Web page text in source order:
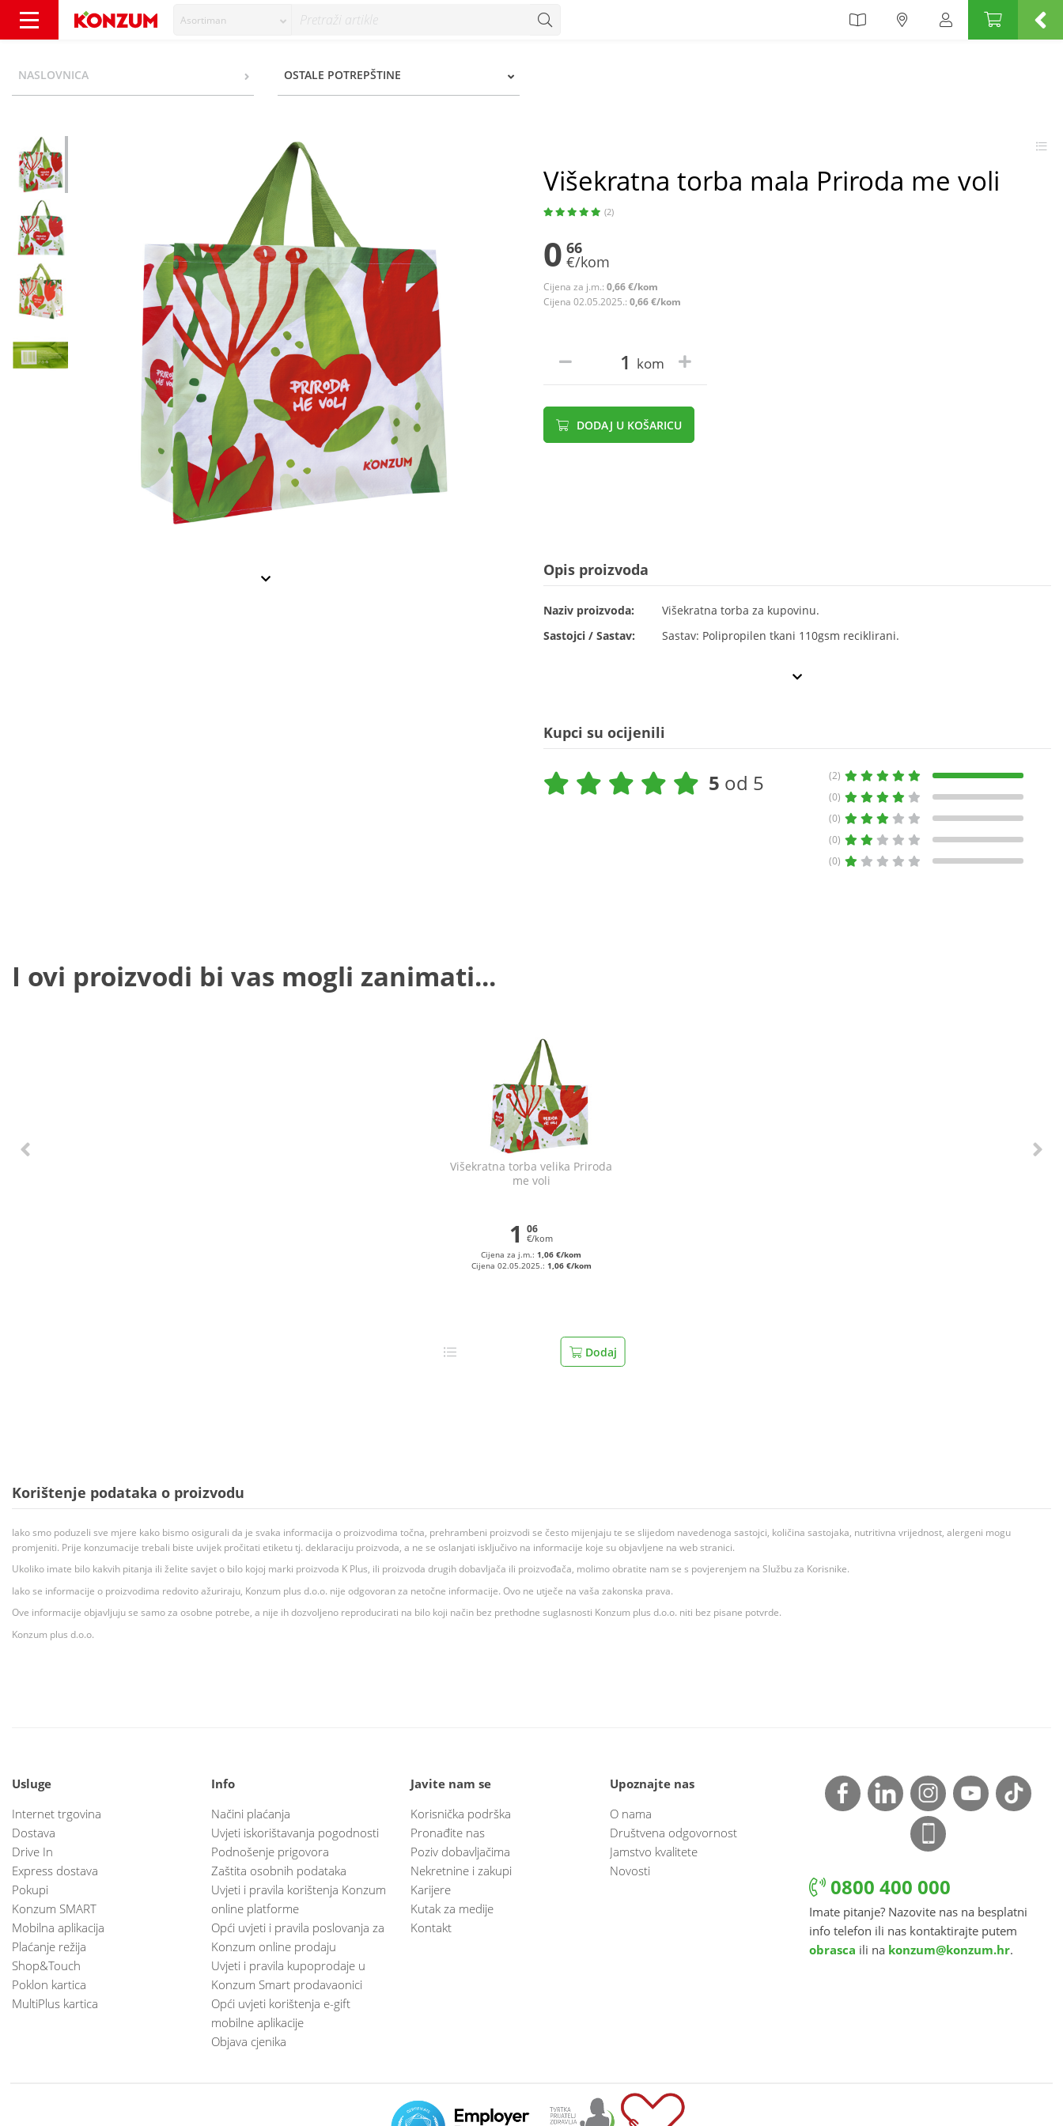
Asortiman
NASLOVNICA OSTALE POTREPŠTINE
Višekratna torba mala Priroda me voli
(2)
0 66
€/kom
Cijena za j.m.: 0,66 €/kom
Cijena 02.05.2025.: 0,66 €/kom
kom
DODAJ U KOŠARICU
Opis proizvoda
Naziv proizvoda:
Višekratna torba za kupovinu.
Sastojci / Sastav:
Sastav: Polipropilen tkani 110gsm reciklirani.
Kupci su ocijenili
5 od 5
(2)
(0)
(0)
(0)
(0)
I ovi proizvodi bi vas mogli zanimati...
Višekratna torba velika Priroda
me voli
1 06
€/kom
Cijena za j.m.:1,06 €/kom
Cijena 02.05.2025.: 1,06 €/kom
Dodaj
Korištenje podataka o proizvodu
Iako smo poduzeli sve mjere kako bismo osigurali da je svaka informacija o proizvodima točna, prehrambeni proizvodi se često mijenjaju te se slijedom navedenoga sastojci, količina sastojaka, nutritivna vrijednost, alergeni mogu
promjeniti. Prije konzumacije trebali biste uvijek pročitati etiketu tj. deklaraciju proizvoda, a ne se oslanjati isključivo na informacije koje su objavljene na web stranici.
Ukoliko imate bilo kakvih pitanja ili želite savjet o bilo kojoj marki proizvoda K Plus, ili proizvoda drugih dobavljača ili proizvođača, molimo obratite nam se s povjerenjem na Službu za Korisnike.
Iako se informacije o proizvodima redovito ažuriraju, Konzum plus d.o.o. nije odgovoran za netočne informacije. Ovo ne utječe na vaša zakonska prava.
Ove informacije objavljuju se samo za osobne potrebe, a nije ih dozvoljeno reproducirati na bilo koji način bez prethodne suglasnosti Konzum plus d.o.o. niti bez pisane potvrde.
Konzum plus d.o.o.
Usluge
Internet trgovina
Dostava
Drive In
Express dostava
Pokupi
Konzum SMART
Mobilna aplikacija
Plaćanje režija
Shop&Touch
Poklon kartica
MultiPlus kartica
Info
Načini plaćanja
Uvjeti iskorištavanja pogodnosti
Podnošenje prigovora
Zaštita osobnih podataka
Uvjeti i pravila korištenja Konzum
online platforme
Opći uvjeti i pravila poslovanja za
Konzum online prodaju
Uvjeti i pravila kupoprodaje u
Konzum Smart prodavaonici
Opći uvjeti korištenja e-gift
mobilne aplikacije
Objava cjenika
Javite nam se
Korisnička podrška
Pronađite nas
Poziv dobavljačima
Nekretnine i zakupi
Karijere
Kutak za medije
Kontakt
Upoznajte nas
O nama
Društvena odgovornost
Jamstvo kvalitete
Novosti
0800 400 000
Imate pitanje? Nazovite nas na besplatni
info telefon ili nas kontaktirajte putem
obrasca ili na konzum@konzum.hr.